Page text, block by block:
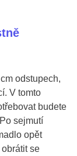
odstupech,
V tomto
budete
sejmutí
opět
se